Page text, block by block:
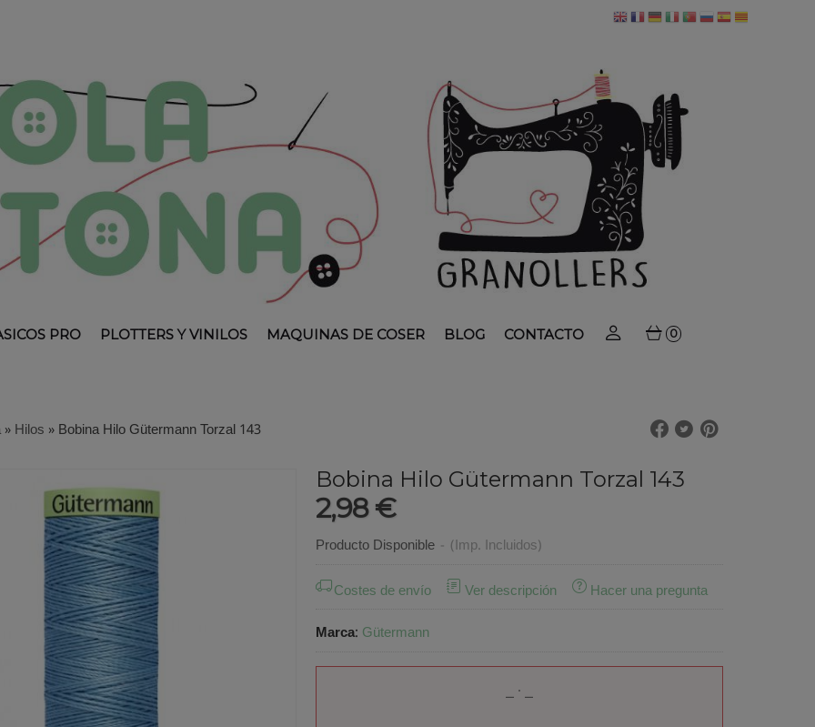
PRO PLOTTERS Y VINILOS MAQUINAS DE COSER BLOG CONTACTO 0
»Hilos »Bobina Hilo Gütermann Torzal 143
Bobina Hilo Gütermann Torzal 143
2,98 €
Producto Disponible - (Imp. Incluidos)
Costes de envío
Ver descripción
Hacer una pregunta
Marca: Gütermann